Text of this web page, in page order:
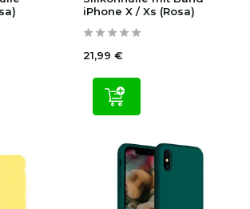
iPhone X / Xs (Rosa)
21,99 €